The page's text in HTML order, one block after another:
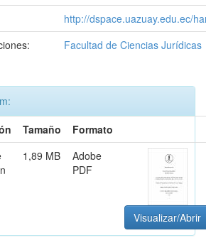
http://dspace.uazuay.edu.ec/
Facultad de Ciencias Jurídicas
Tamaño
Formato
1,89 MB
Adobe
PDF
Visualizar/Abrir